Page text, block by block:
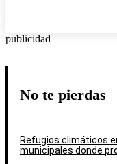
publicidad
No te pierdas
Refugios climáticos
municipales donde